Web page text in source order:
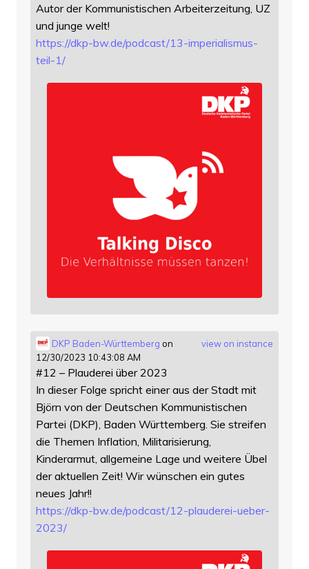
Autor der Kommunistischen Arbeiterzeitung, UZ
und junge welt!
https://dkp-bw.de/podcast/13-imperialismus-
teil-1/
view on instance
DKP Baden-Württemberg on
12/30/2023 10:43:08 AM
#12 – Plauderei über 2023
In dieser Folge spricht einer aus der Stadt mit
Björn von der Deutschen Kommunistischen
Partei (DKP), Baden Württemberg. Sie streifen
die Themen Inflation, Militarisierung,
Kinderarmut, allgemeine Lage und weitere Übel
der aktuellen Zeit! Wir wünschen ein gutes
neues Jahr!!
https://dkp-bw.de/podcast/12-plauderei-ueber-
2023/